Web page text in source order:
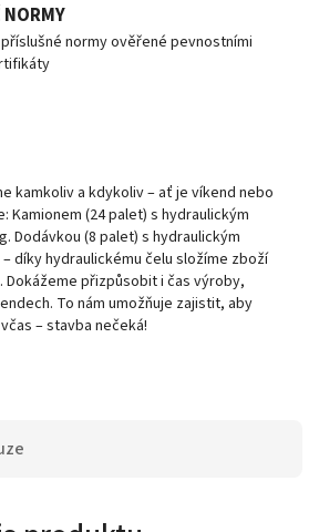
normy ověřené pevnostními
kamkoliv a kdykoliv – ať je víkend nebo
Kamionem (24 palet) s hydraulickým
Dodávkou (8 palet) s hydraulickým
díky hydraulickému čelu složíme zboží
přizpůsobit i čas výroby,
To nám umožňuje zajistit, aby
– stavba nečeká!